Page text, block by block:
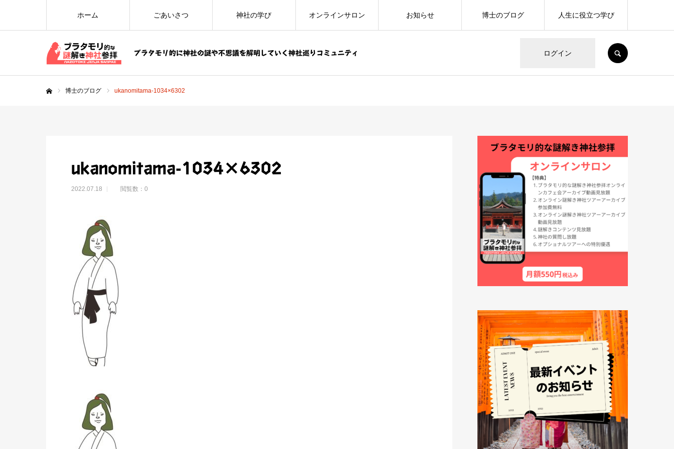
ブラタモリ的に神社の謎や不思議を解明していく神社巡りコミュニティ ログイン
ホーム ごあいさつ 神社の学び オンラインサロン お知らせ 博士のブログ 人生に役立つ学び
博士のブログ ukanomitama-1034×6302
ukanomitama-1034×6302
2022.07.18 閲覧数：0